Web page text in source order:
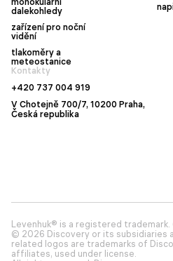
dalekohledy
zařízení pro noční
vidění
tlakoměry a
meteostanice
Kontakty
+420 737 004 919
V Chotejně 700/7, 10200 Praha,
Česká republika
Levenhuk® is a registered
© 2026 Discovery or its subsidiaries
related logos are trademarks of
affiliates, used under license.